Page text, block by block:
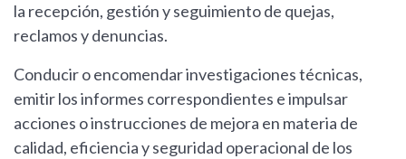
la recepción, gestión y seguimiento de quejas,
reclamos y denuncias.
Conducir o encomendar investigaciones técnicas,
emitir los informes correspondientes e impulsar
acciones o instrucciones de mejora en materia de
calidad, eficiencia y seguridad operacional de los